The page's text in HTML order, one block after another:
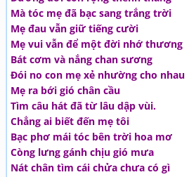
Mà tóc mẹ đã bạc sang trắng trời
Mẹ đau vẫn giữ tiếng cười
Mẹ vui vẫn để một đời nhớ thương
Bát cơm và nắng chan sương
Đói no con mẹ xẻ nhường cho nhau
Mẹ ra bới gió chân cầu
Tìm câu hát đã từ lâu dập vùi.
Chẳng ai biết đến mẹ tôi
Bạc phơ mái tóc bên trời hoa mơ
Còng lưng gánh chịu gió mưa
Nát chân tìm cái chửa chưa có gì